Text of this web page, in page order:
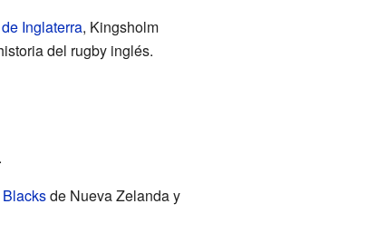
Inglaterra, Kingsholm
del rugby inglés.
de Nueva Zelanda y